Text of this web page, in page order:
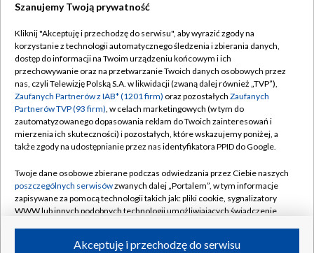
TVP
Abonament TVP
Emisja w TVP
Centrum informacji TVP
Naziemna Telewizja Cyfrowa
Rada Programowa
System NOS
Informacje o nadawcy
Regulamin TVP
Polityka prywatności
Moje zgody
Pomoc
Kontakt
Kanały
Szanujemy Twoją prywatność
Kliknij "Akceptuję i przechodzę do serwisu", aby wyrazić zgody na
korzystanie z technologii automatycznego śledzenia i zbierania danych,
dostęp do informacji na Twoim urządzeniu końcowym i ich
przechowywanie oraz na przetwarzanie Twoich danych osobowych przez
nas, czyli Telewizję Polską S.A. w likwidacji (zwaną dalej również „TVP”),
Zaufanych Partnerów z IAB* (1201 firm) oraz pozostałych Zaufanych
Partnerów TVP (93 firm), w celach marketingowych (w tym do
zautomatyzowanego dopasowania reklam do Twoich zainteresowań i
mierzenia ich skuteczności) i pozostałych, które wskazujemy poniżej, a
także zgody na udostępnianie przez nas identyfikatora PPID do Google.
Twoje dane osobowe zbierane podczas odwiedzania przez Ciebie naszych
poszczególnych serwisówzwanych dalej „Portalem”, w tym informacje
zapisywane za pomocą technologii takich jak: pliki cookie, sygnalizatory
WWW lub innych podobnych technologii umożliwiających świadczenie
ruchu w Internecie.Akceptuję i przechodzę do serwisu